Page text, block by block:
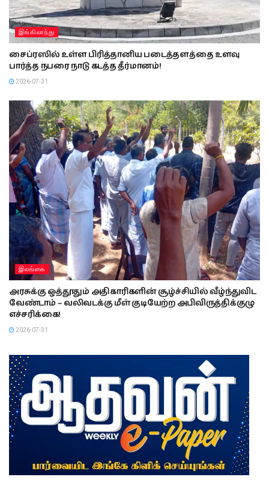
இங்கிலாந்து
சைப்ரஸில் உள்ள பிரித்தானிய படைத்தளத்தை உளவு
பார்த்த நபரை நாடு கடத்த தீர்மானம்!
2026-07-31
இலங்கை
அரசுக்கு ஒத்தூதும் அதிகாரிகளின் சூழ்ச்சியில் வீழ்ந்துவிட
வேண்டாம் – வலிவடக்கு மீள் குடியேற்ற அபிவிருத்திக்குழு
எச்சரிக்கை!
2026-07-31